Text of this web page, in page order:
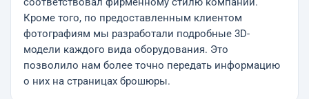
соответствовал фирменному стилю компании.
Кроме того, по предоставленным клиентом
фотографиям мы разработали подробные 3D-
модели каждого вида оборудования. Это
позволило нам более точно передать информацию
о них на страницах брошюры.